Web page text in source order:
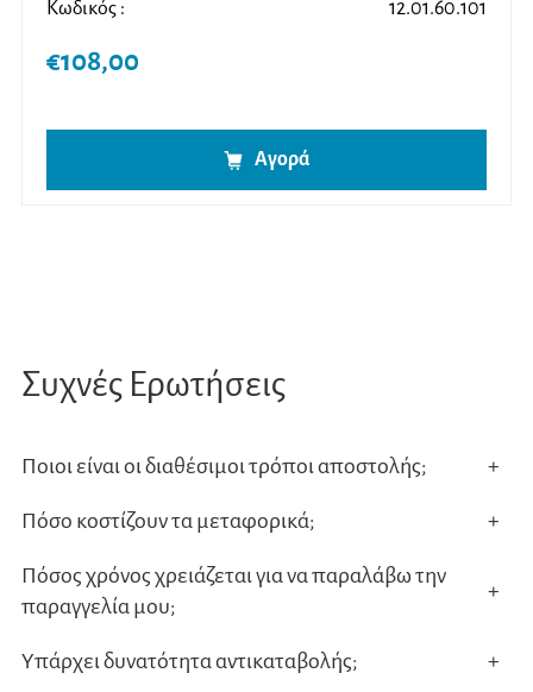
Κωδικός : 12.01.60.101
€108,00
Αγορά
Συχνές Ερωτήσεις
Ποιοι είναι οι διαθέσιμοι τρόποι αποστολής; +
Πόσο κοστίζουν τα μεταφορικά; +
Πόσος χρόνος χρειάζεται για να παραλάβω την
παραγγελία μου;
+
Υπάρχει δυνατότητα αντικαταβολής; +